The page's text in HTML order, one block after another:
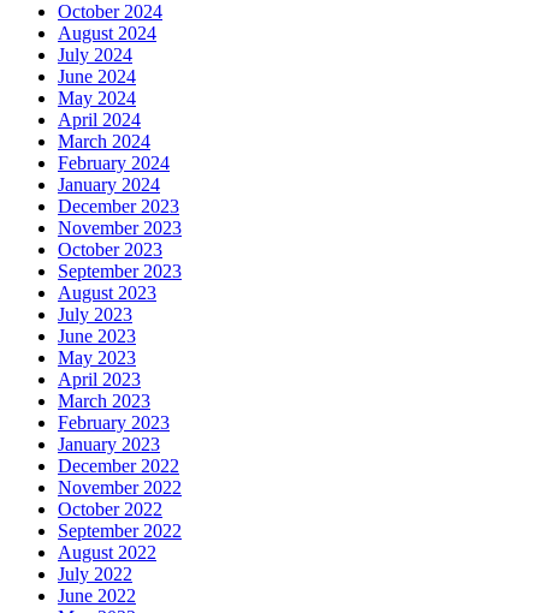
October 2024
August 2024
July 2024
June 2024
May 2024
April 2024
March 2024
February 2024
January 2024
December 2023
November 2023
October 2023
September 2023
August 2023
July 2023
June 2023
May 2023
April 2023
March 2023
February 2023
January 2023
December 2022
November 2022
October 2022
September 2022
August 2022
July 2022
June 2022